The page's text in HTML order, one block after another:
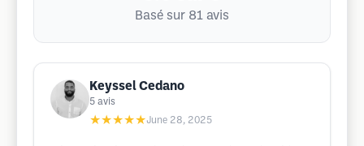
Basé sur 81 avis
Keyssel Cedano
5 avis
★★★★★June 28, 2025